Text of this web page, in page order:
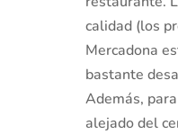
calidad (los
Mercadona
bastante
Además,
alejado del